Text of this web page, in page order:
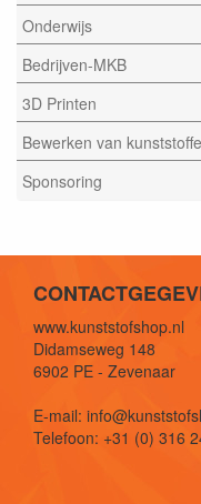
Onderwijs
Bedrijven-MKB
3D Printen
Bewerken van
Sponsoring
www.kunststofshop.nl
Didamseweg 148
6902 PE - Zevenaar
E-mail:
Telefoon: +31 (0) 316